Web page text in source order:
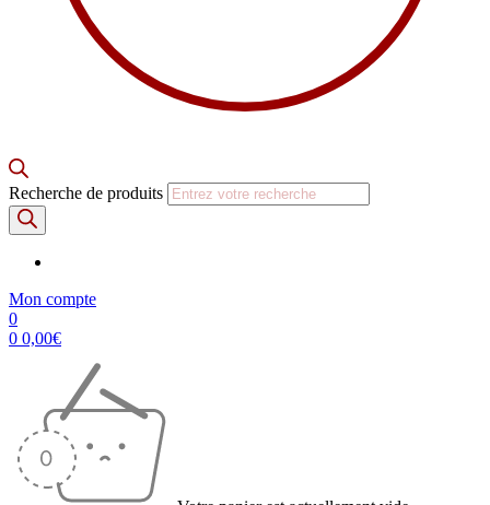
Recherche de produits
Mon compte
0
0 0,00€